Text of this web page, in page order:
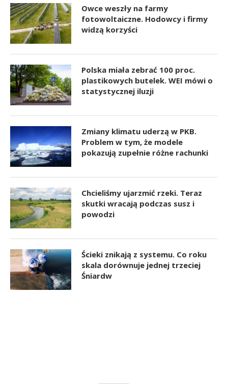
Owce weszły na farmy
fotowoltaiczne. Hodowcy i firmy
widzą korzyści
Polska miała zebrać 100 proc.
plastikowych butelek. WEI mówi o
statystycznej iluzji
Zmiany klimatu uderzą w PKB.
Problem w tym, że modele
pokazują zupełnie różne rachunki
Chcieliśmy ujarzmić rzeki. Teraz
skutki wracają podczas susz i
powodzi
Ścieki znikają z systemu. Co roku
skala dorównuje jednej trzeciej
Śniardw